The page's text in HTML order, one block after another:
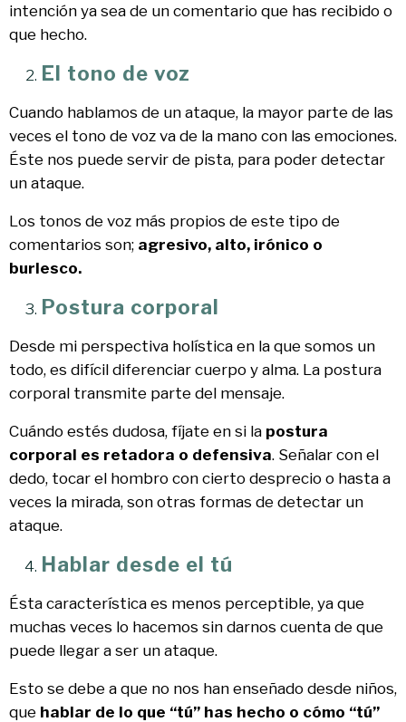
intención ya sea de un comentario que has recibido o
que hecho.
El tono de voz
Cuando hablamos de un ataque, la mayor parte de las
veces el tono de voz va de la mano con las emociones.
Éste nos puede servir de pista, para poder detectar
un ataque.
Los tonos de voz más propios de este tipo de
comentarios son; agresivo, alto, irónico o
burlesco.
Postura corporal
Desde mi perspectiva holística en la que somos un
todo, es difícil diferenciar cuerpo y alma. La postura
corporal transmite parte del mensaje.
Cuándo estés dudosa, fíjate en si la postura
corporal es retadora o defensiva. Señalar con el
dedo, tocar el hombro con cierto desprecio o hasta a
veces la mirada, son otras formas de detectar un
ataque.
Hablar desde el tú
Ésta característica es menos perceptible, ya que
muchas veces lo hacemos sin darnos cuenta de que
puede llegar a ser un ataque.
Esto se debe a que no nos han enseñado desde niños,
que hablar de lo que “tú” has hecho o cómo “tú”